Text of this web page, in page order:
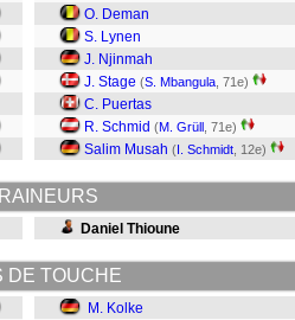
O. Deman
S. Lynen
J. Njinmah
J. Stage (S. Mbangula , 71e)
C. Puertas
R. Schmid (M. Grüll , 71e)
Salim Musah (I. Schmidt , 12e)
Daniel Thioune
DE TOUCHE
M. Kolke